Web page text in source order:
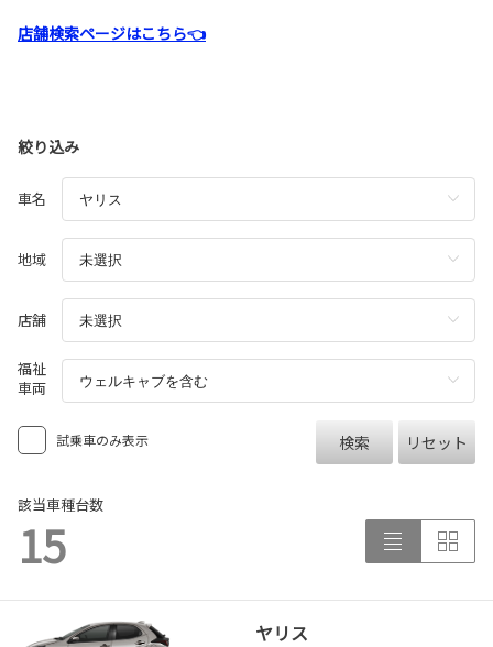
店舗検索ページはこちら👈
絞り込み
車名
地域
店舗
福祉
車両
試乗車のみ表示 検索 リセット
該当車種台数
15
ヤリス